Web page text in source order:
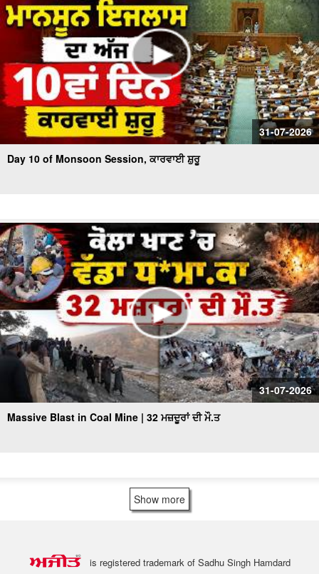
31-07-2026
Day 10 of Monsoon Session, ਕਾਰਵਾਈ ਸ਼ੁਰੂ
31-07-2026
Massive Blast in Coal Mine | 32 ਮਜ਼ਦੂਰਾਂ ਦੀ ਮੌ.ਤ
Show more
is registered trademark of Sadhu Singh Hamdard